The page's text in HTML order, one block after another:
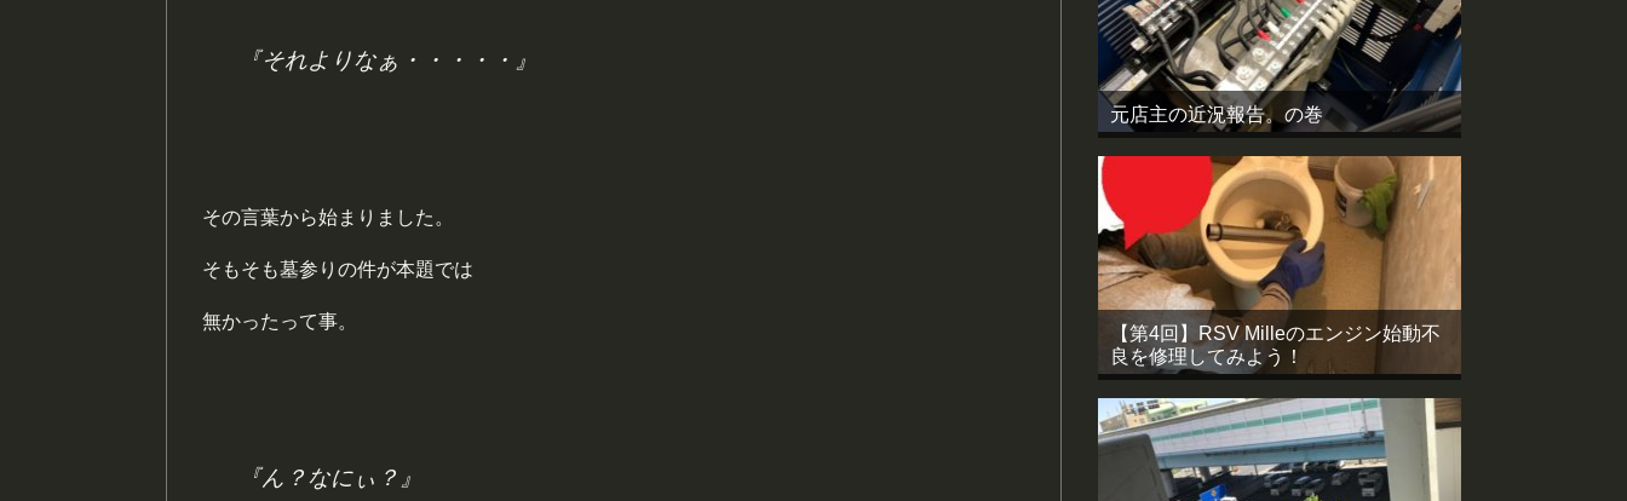
『それよりなぁ・・・・・』
その言葉から始まりました。
そもそも墓参りの件が本題では
無かったって事。
『ん？なにぃ？』
元店主の近況報告。の巻
【第4回】RSV Milleのエンジン始動不
良を修理してみよう！